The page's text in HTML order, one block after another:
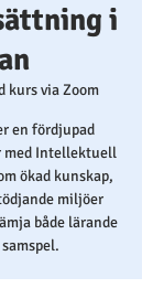
i
kurs via Zoom
en fördjupad
med Intellektuell
ökad kunskap,
miljöer
både lärande